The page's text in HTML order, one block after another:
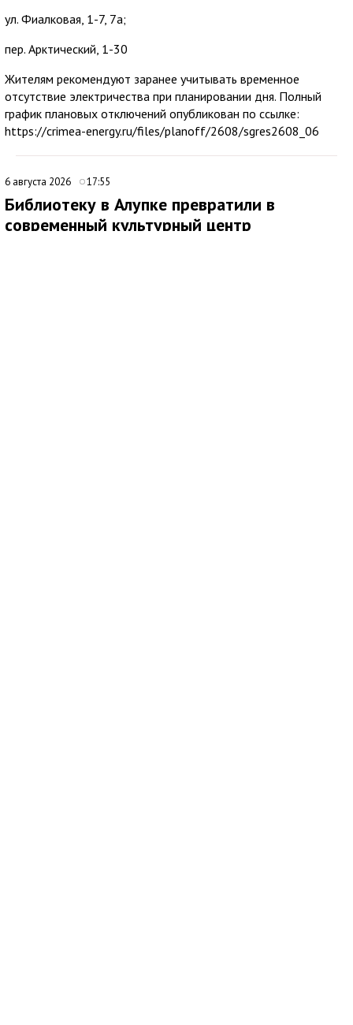
ул. Фиалковая, 1-7, 7а;
пер. Арктический, 1-30
Жителям рекомендуют заранее учитывать временное
отсутствие электричества при планировании дня. Полный
график плановых отключений опубликован по ссылке:
https://crimea-energy.ru/files/planoff/2608/sgres2608_06
6 августа 2026 17:55
Библиотеку в Алупке превратили в
современный культурный центр